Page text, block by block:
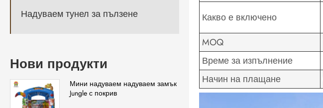
Надуваем тунел за пълзене
Нови продукти
Мини надуваем надуваем замък
Jungle с покрив
Какво е включено
MOQ
Време за изпълнение
Начин на плащане